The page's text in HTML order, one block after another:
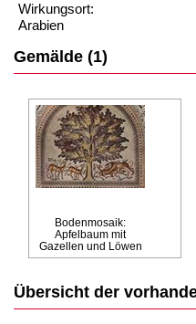
Wirkungsort:
Arabien
Gemälde (1)
Bodenmosaik:
Apfelbaum mit
Gazellen und Löwen
Übersicht der